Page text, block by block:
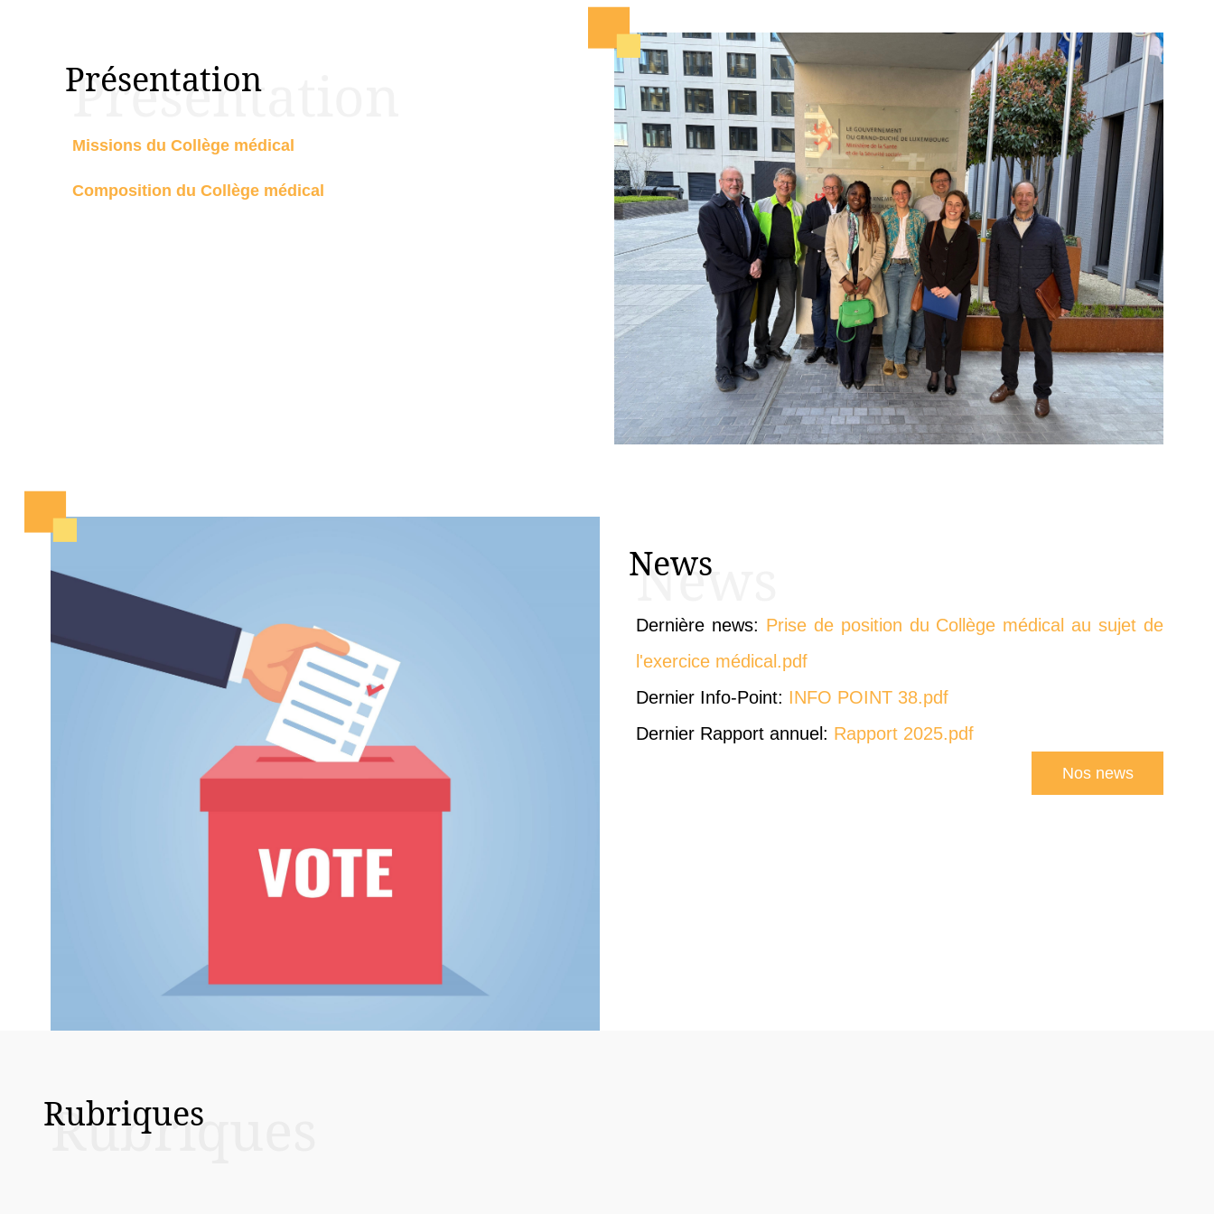
Présentation
Présentation
Missions du Collège médical
Composition du Collège médical
News
News
Dernière news: Prise de position du Collège médical au sujet de
l'exercice médical.pdf
Dernier Info-Point: INFO POINT 38.pdf
Dernier Rapport annuel: Rapport 2025.pdf
Nos news
Rubriques
Rubriques